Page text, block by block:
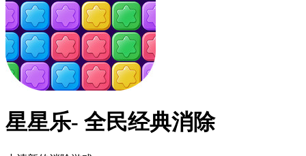
星星乐- 全民经典消除